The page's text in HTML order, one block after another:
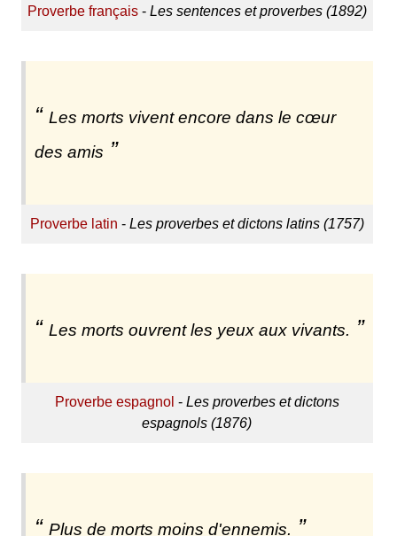
Proverbe français- Les sentences et proverbes (1892)
Les morts vivent encore dans le cœur
des amis
Proverbe latin - Les proverbes et dictons latins (1757)
Les morts ouvrent les yeux aux vivants.
Proverbe espagnol - Les proverbes et dictons
espagnols (1876)
Plus de morts moins d'ennemis.